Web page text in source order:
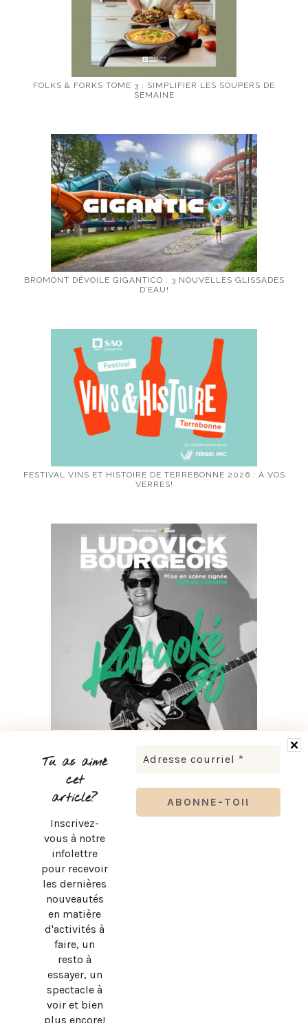
Tu as aimé
cet
article?
Inscrivez-
vous à notre
infolettre
pour recevoir
les dernières
nouveautés
en matière
d'activités à
faire, un
resto à
essayer, un
spectacle à
voir et bien
plus encore!
FOLKS & FORKS TOME 3 : SIMPLIFIER LES SOUPERS DE
SEMAINE
BROMONT DÉVOILE GIGANTICO : 3 NOUVELLES GLISSADES
D’EAU!
FESTIVAL VINS ET HISTOIRE DE TERREBONNE 2026 : À VOS
VERRES!
BRUNO PELLETIER 3 ET MOI : UN SPECTACLE À VOIR AU